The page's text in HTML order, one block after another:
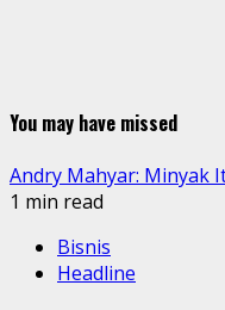
You may have missed
Andry Mahyar: Minyak
1 min read
Bisnis
Headline